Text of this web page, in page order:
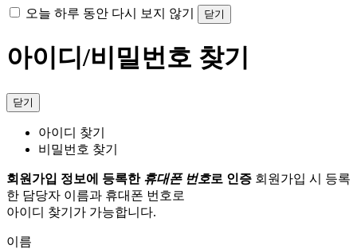
오늘 하루 동안 다시 보지 않기 닫기
아이디/비밀번호 찾기
닫기
아이디 찾기
비밀번호 찾기
회원가입 정보에 등록한 휴대폰 번호로 인증 회원가입 시 등록
한 담당자 이름과 휴대폰 번호로
아이디 찾기가 가능합니다.
이름